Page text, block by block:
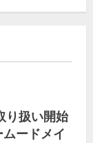
り扱い開始
ードメイ